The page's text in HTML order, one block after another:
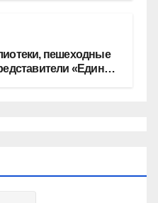
пешеходные
«Единой